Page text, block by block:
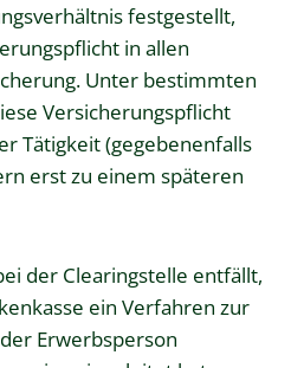
festgestellt,
in allen
Unter bestimmten
Versicherungspflicht
Tätigkeit (gegebenenfalls
erst zu einem späteren
der Clearingstelle entfällt,
ein Verfahren zur
Erwerbsperson